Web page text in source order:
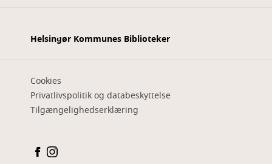
Helsingør Kommunes Biblioteker
Cookies
Privatlivspolitik og databeskyttelse
Tilgængelighedserklæring